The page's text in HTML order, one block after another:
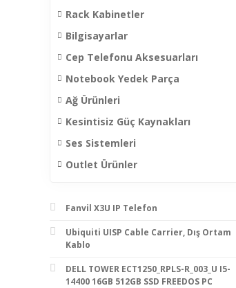
Rack Kabinetler
Bilgisayarlar
Cep Telefonu Aksesuarları
Notebook Yedek Parça
Ağ Ürünleri
Kesintisiz Güç Kaynakları
Ses Sistemleri
Outlet Ürünler
Fanvil X3U IP Telefon
Ubiquiti UISP Cable Carrier, Dış Ortam
Kablo
DELL TOWER ECT1250_RPLS-R_003_U I5-
14400 16GB 512GB SSD FREEDOS PC